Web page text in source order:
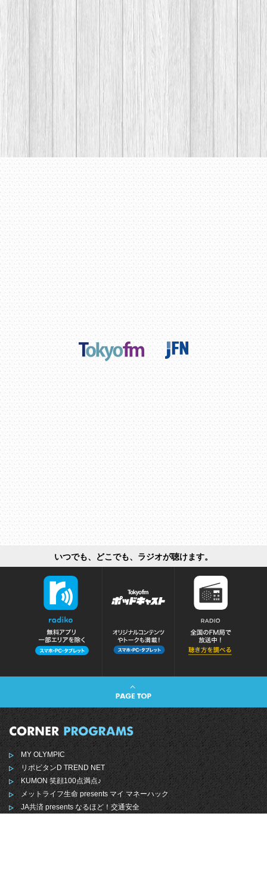
いつでも、どこでも、ラジオが聴けます。
MY OLYMPIC
リポビタンD TREND NET
KUMON 笑顔100点満点♪
メットライフ生命 presents マイ マネーハック
JA共済 presents なるほど！交通安全